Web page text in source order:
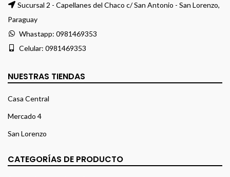
Sucursal 2 - Capellanes del Chaco c/ San Antonio - San Lorenzo,
Paraguay
Whastapp: 0981469353
Celular: 0981469353
NUESTRAS TIENDAS
Casa Central
Mercado 4
San Lorenzo
CATEGORÍAS DE PRODUCTO